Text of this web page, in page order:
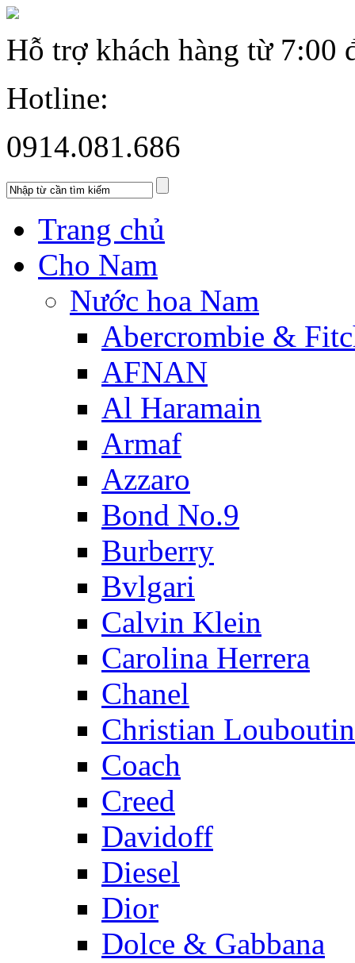
Hỗ trợ khách hàng từ 7:00
Hotline:
0914.081.686
Trang chủ
Cho Nam
Nước hoa Nam
Abercrombie &
AFNAN
Al Haramain
Armaf
Azzaro
Bond No.9
Burberry
Bvlgari
Calvin Klein
Carolina Herrera
Chanel
Christian Louboutin
Coach
Creed
Davidoff
Diesel
Dior
Dolce & Gabbana